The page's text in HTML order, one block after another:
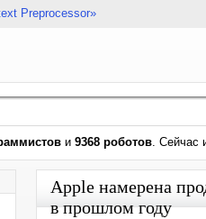
Preprocessor»
и 9368 роботов. Сейчас
Apple намерена
в прошлом году